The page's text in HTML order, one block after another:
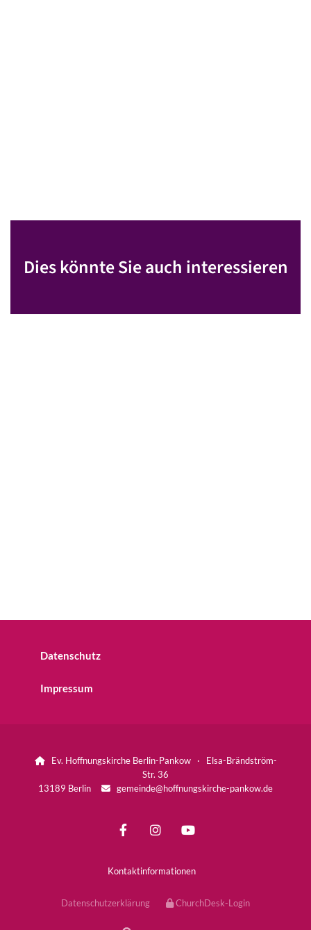
Dies könnte Sie auch interessieren
Datenschutz
Impressum
Ev. Hoffnungskirche Berlin-Pankow · Elsa-Brändström-
Str. 36
13189 Berlin
 gemeinde@hoffnungskirche-pankow.de
Kontaktinformationen
Datenschutzerklärung ChurchDesk-Login